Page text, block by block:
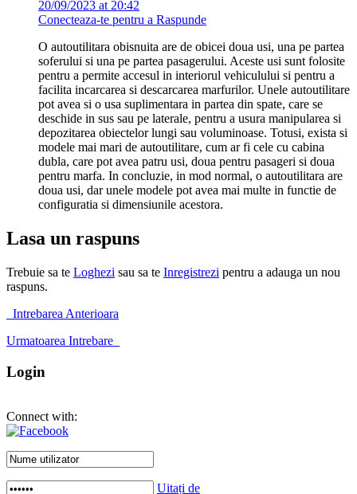
20/09/2023 at 20:42
Conecteaza-te pentru a Raspunde
O autoutilitara obisnuita are de obicei doua usi, una pe partea
soferului si una pe partea pasagerului. Aceste usi sunt folosite
pentru a permite accesul in interiorul vehiculului si pentru a
facilita incarcarea si descarcarea marfurilor. Unele autoutilitare
pot avea si o usa suplimentara in partea din spate, care se
deschide in sus sau pe laterale, pentru a usura manipularea si
depozitarea obiectelor lungi sau voluminoase. Totusi, exista si
modele mai mari de autoutilitare, cum ar fi cele cu cabina
dubla, care pot avea patru usi, doua pentru pasageri si doua
pentru marfa. In concluzie, in mod normal, o autoutilitara are
doua usi, dar unele modele pot avea mai multe in functie de
configuratia si dimensiunile acestora.
Lasa un raspuns
Trebuie sa te Loghezi sau sa te Inregistrezi pentru a adauga un nou
raspuns.
Intrebarea Anterioara
Urmatoarea Intrebare
Login
Connect with:
Uitați de